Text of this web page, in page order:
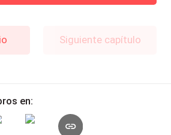
Siguiente capítulo
en: